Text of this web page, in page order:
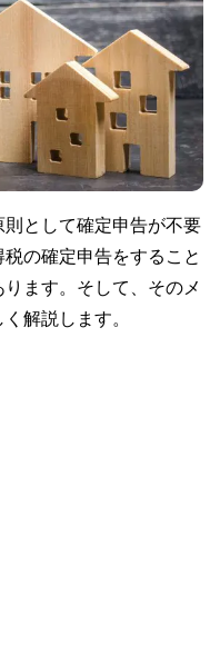
として確定申告が不要
の確定申告をすること
ます。そして、そのメ
解説します。